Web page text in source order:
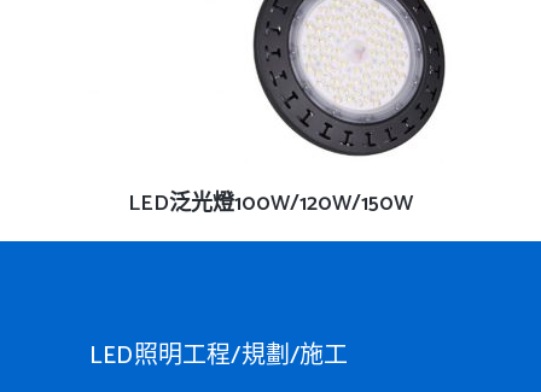
查看內容
LED泛光燈100W/120W/150W
LED照明工程/規劃/施工